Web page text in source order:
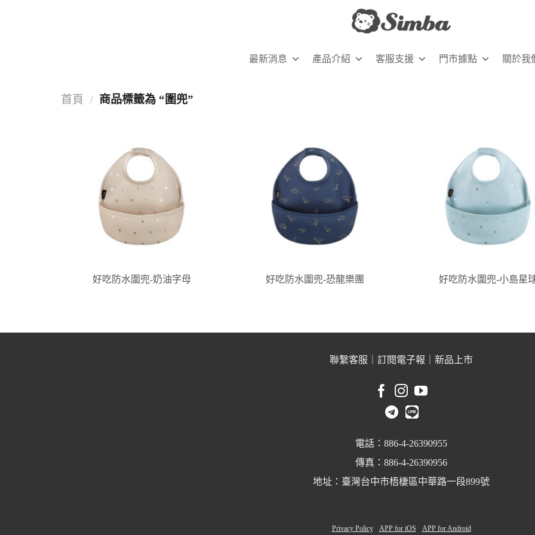
最新消息 產品介紹 客服支援 門市據點 關於我
首頁 / 商品標籤為 “圍兜”
好吃防水圍兜-奶油字母 好吃防水圍兜-恐龍樂團 好吃防水圍兜-小島星
聯繫客服 訂閱電子報 新品上市
電話：886-4-26390955
傳真：886-4-26390956
地址：臺灣台中市梧棲區中華路一段899號
Privacy Policy APP for iOS APP for Android